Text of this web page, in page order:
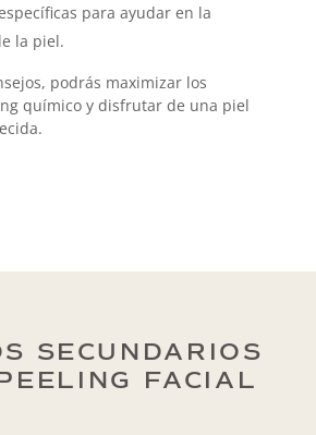
para ayudar en la
la piel.
podrás maximizar los
químico y disfrutar de una piel
SECUNDARIOS
FACIAL